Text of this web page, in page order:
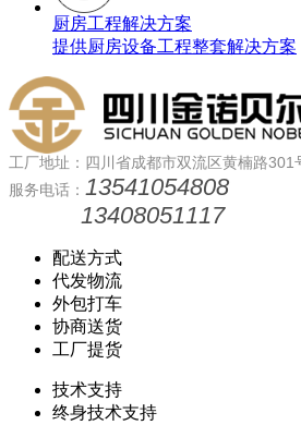
厨房工程解决方案
提供厨房设备工程整套解决方案
工厂地址：四川省成都市双流区黄楠路301
服务电话： 13541054808
13408051117
配送方式
代发物流
外包打车
协商送货
工厂提货
技术支持
终身技术支持